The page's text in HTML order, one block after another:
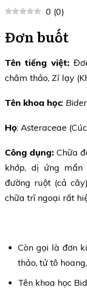
0 (0)
Đơn buốt
Tên tiếng việt:
châm thảo, Zí lạy
Tên khoa học:
Họ: Asteraceae
Công dụng: Chữa
khớp, dị ứng mẩn
đường ruột (cả
chữa trĩ ngoại rất
Còn gọi là đơn
thảo, tử tô
Tên khoa học